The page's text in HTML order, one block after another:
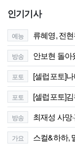
인기기사
예능 류혜영, 전
방송 안보현 돌
포토 [셀럽포토]
포토 [셀럽포토]
방송 최재성 사
가요 스컬&하하,